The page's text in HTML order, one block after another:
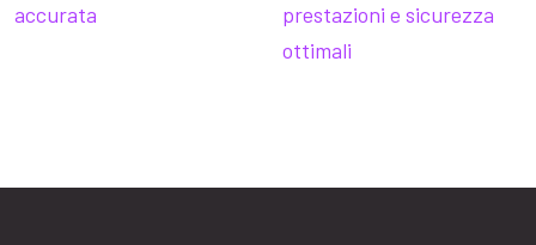
accurata
prestazioni e sicurezza
ottimali